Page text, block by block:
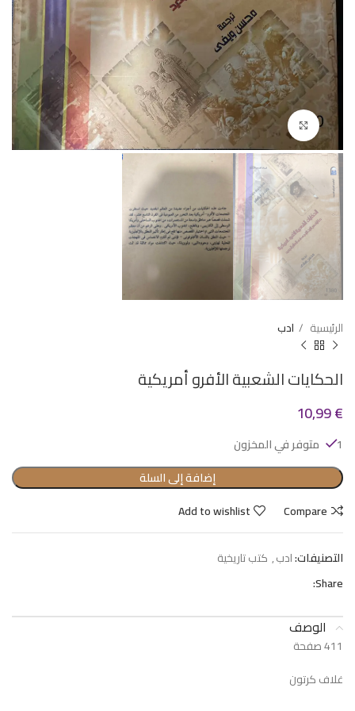
Click to enlarge
الرئيسية ادب
الحكايات الشعبية الأفرو أمريكية
10,99€
1 متوفر في المخزون
إضافة إلى السلة
Compare
Add to wishlist
التصنيفات:ادب, كتب تاريخية
Share:
الوصف
411 صفحة
غلاف كرتون